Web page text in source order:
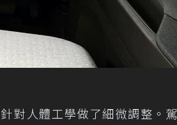
對人體工學做了細微調整。駕